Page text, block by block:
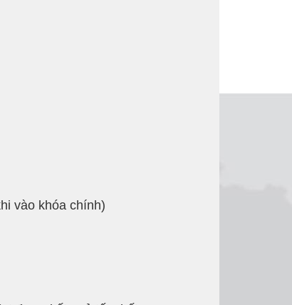
vào khóa chính)